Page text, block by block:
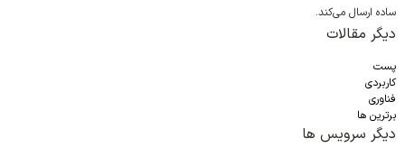
ساده ارسال می‌کند.
دیگر مقالات
پست
کاربردی
فناوری
برترین ها
دیگر سرویس ها